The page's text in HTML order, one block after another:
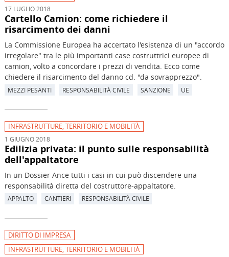
17 LUGLIO 2018
Cartello Camion: come richiedere il
risarcimento dei danni
La Commissione Europea ha accertato l'esistenza di un "accordo
irregolare" tra le più importanti case costruttrici europee di
camion, volto a concordare i prezzi di vendita. Ecco come
chiedere il risarcimento del danno cd. "da sovrapprezzo".
MEZZI PESANTI RESPONSABILITÀ CIVILE SANZIONE UE
INFRASTRUTTURE, TERRITORIO E MOBILITÀ
1 GIUGNO 2018
Edilizia privata: il punto sulle responsabilità
dell'appaltatore
In un Dossier Ance tutti i casi in cui può discendere una
responsabilità diretta del costruttore-appaltatore.
APPALTO CANTIERI RESPONSABILITÀ CIVILE
DIRITTO DI IMPRESA
INFRASTRUTTURE, TERRITORIO E MOBILITÀ